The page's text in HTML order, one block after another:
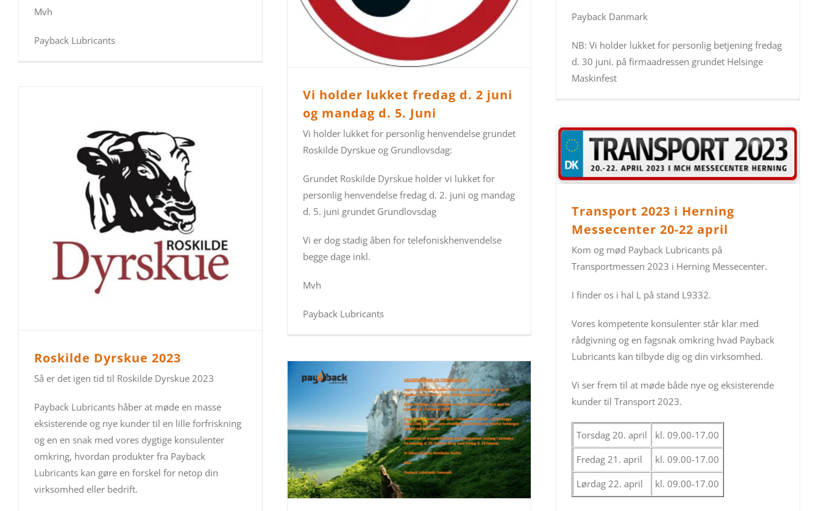
Payback Danmark
NB: Vi holder lukket for personlig betjening fredag
d. 30 juni. på firmaadressen grundet Helsinge
Maskinfest
Mvh
Payback Lubricants
Vi holder lukket fredag d. 2 juni
og mandag d. 5. Juni
Vi holder lukket for personlig henvendelse grundet
Roskilde Dyrskue og Grundlovsdag:
Grundet Roskilde Dyrskue holder vi lukket for
personlig henvendelse fredag d. 2. juni og mandag
d. 5. juni grundet Grundlovsdag
Vi er dog stadig åben for telefoniskhenvendelse
begge dage inkl.
Mvh
Payback Lubricants
Roskilde Dyrskue 2023
Så er det igen tid til Roskilde Dyrskue 2023
Payback Lubricants håber at møde en masse
eksisterende og nye kunder til en lille forfriskning
og en en snak med vores dygtige konsulenter
omkring, hvordan produkter fra Payback
Lubricants kan gøre en forskel for netop din
virksomhed eller bedrift.
Transport 2023 i Herning
Messecenter 20-22 april
Kom og mød Payback Lubricants på
Transportmessen 2023 i Herning Messecenter.
I finder os i hal L på stand L9332.
Vores kompetente konsulenter står klar med
rådgivning og en fagsnak omkring hvad Payback
Lubricants kan tilbyde dig og din virksomhed.
Vi ser frem til at møde både nye og eksisterende
kunder til Transport 2023.
Torsdag 20. april
kl. 09.00-17.00
Fredag 21. april
kl. 09.00-17.00
Lørdag 22. april
kl. 09.00-17.00